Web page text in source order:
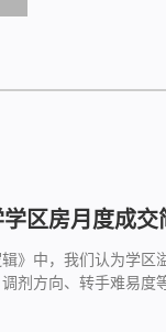
区房月度成交
》中，我们认为学区
剂方向、转手难易度